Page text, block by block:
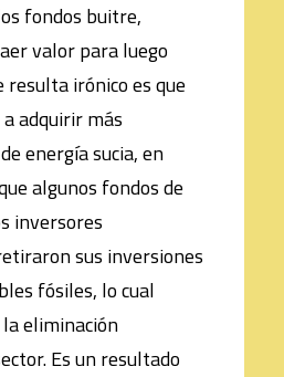
fondos buitre,
valor para luego
resulta irónico es que
adquirir más
energía sucia, en
algunos fondos de
inversores
sus inversiones
fósiles, lo cual
eliminación
Es un resultado